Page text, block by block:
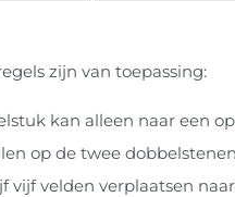
zijn van toepassing:
kan alleen naar een
op de twee
vijf velden verplaatsen